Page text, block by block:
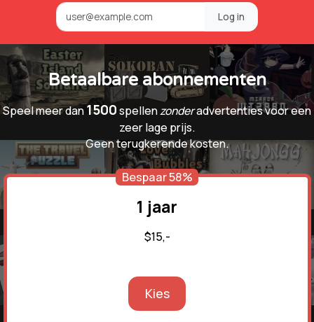
Log in
Betaalbare abonnementen
Speel meer dan1500spellenzonderadvertenties voor een
zeer lage prijs.
Geen terugkerende kosten.
Bespaar 58%
1 jaar
$15,-
Kies